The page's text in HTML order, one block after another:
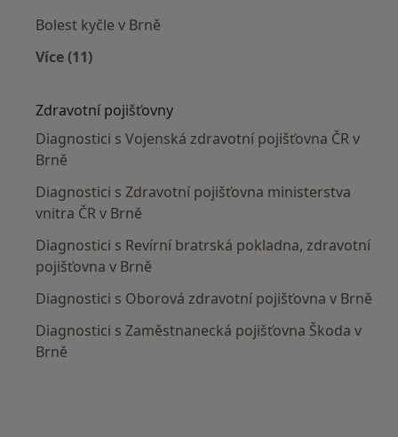
Bolest kyčle v Brně
Více (11)
Zdravotní pojišťovny
Diagnostici s Vojenská zdravotní pojišťovna ČR v
Brně
Diagnostici s Zdravotní pojišťovna ministerstva
vnitra ČR v Brně
Diagnostici s Revírní bratrská pokladna, zdravotní
pojišťovna v Brně
Diagnostici s Oborová zdravotní pojišťovna v Brně
Diagnostici s Zaměstnanecká pojišťovna Škoda v
Brně